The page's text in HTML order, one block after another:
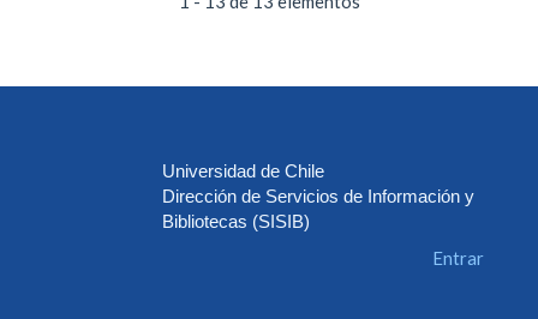
Universidad de Chile
Dirección de Servicios de Información y
Bibliotecas (SISIB)
Entrar